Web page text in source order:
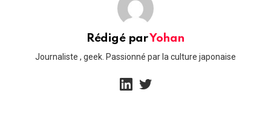
Rédigé parYohan
Journaliste , geek. Passionné par la culture japonaise
linkedin